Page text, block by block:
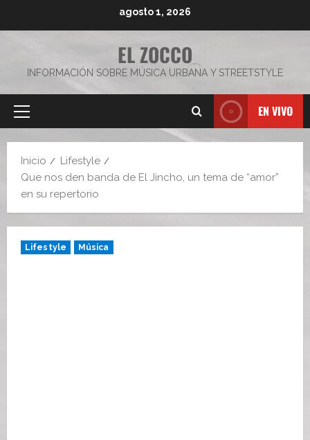
agosto 1, 2026
EL ZOCCO
INFORMACIÓN SOBRE MÚSICA URBANA Y STREETSTYLE
Menú
EN VIVO
Inicio
Lifestyle
Que nos den banda de El Jincho, un tema de “amor”
en su repertorio
Lifestyle Música